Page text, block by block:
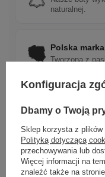
naturalnej.
Polska marka
Tworzona z
Klasyczne
Szybka
Dbamy o
Konfiguracja
Dbamy o Twoją
Sklep korzysta z plików
Polityką dotyczącą
przechowywania lub
Więcej informacji na
znaleźć także na stronie